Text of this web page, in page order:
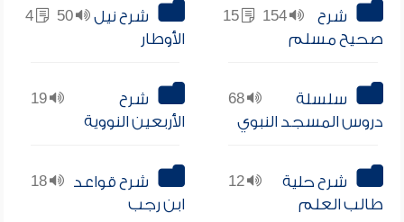
154
شرح
صحيح مسلم
50
4
شرح نيل
الأوطار
68
سلسلة
دروس المسجد النبوي
19
شرح
الأربعين النووية
12
شرح حلية
طالب العلم
18
شرح قواعد
ابن رجب